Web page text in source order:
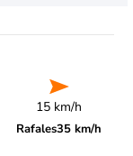
15 km/h
Rafales35 km/h